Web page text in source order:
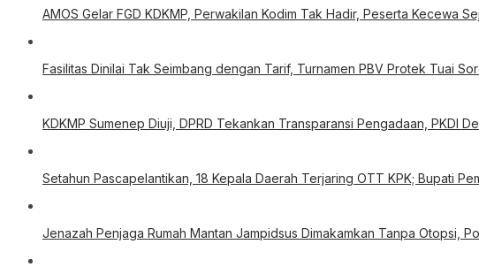
AMOS Gelar FGD KDKMP, Perwakilan Kodim Tak Hadir, Peserta Kecewa
Fasilitas Dinilai Tak Seimbang dengan Tarif, Turnamen PBV Protek Tuai
KDKMP Sumenep Diuji, DPRD Tekankan Transparansi Pengadaan, PKDI
Setahun Pascapelantikan, 18 Kepala Daerah Terjaring OTT KPK; Bupati
Jenazah Penjaga Rumah Mantan Jampidsus Dimakamkan Tanpa Otopsi,